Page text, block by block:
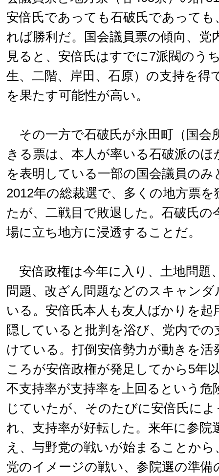
安倍氏であっても石破氏であっても
れば勝利だ。国会議員票の傾向、党
見ると、安倍氏はすでに7派閥のう
生、二階、岸田、石原）の支持を得
を果たす可能性が高い。
その一方で石破氏が永田町（国会
きる票は、本人が率いる石破派のほ
を表明している一部の国会議員のみ
2012年の総裁選で、多くの地方票
たが、二戦目で敗退した。石破氏の
場に立ち地方に浸透することだ。
安倍政権は今年に入り、土地問題
問題、改ざん問題などのスキャン
いる。安倍氏本人も友人ばかりを起
隠していると批判を浴び、党内での
けている。打倒安倍勢力が動きを
ころが安倍政権が発足してから5年
不支持率が支持率を上回るという危
じていたが、そのたびに安倍氏に
れ、支持率が好転した。来年に参院
え、与野党の戦いが始まることか
党のイメージの戦い、参院選の準備